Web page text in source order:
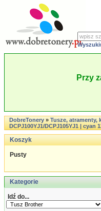
Przy
DobreTonery»Tusze, atramenty,
DCPJ100YJ1/DCPJ105YJ1 | cyan
Koszyk
Pusty
Kategorie
Idź do...